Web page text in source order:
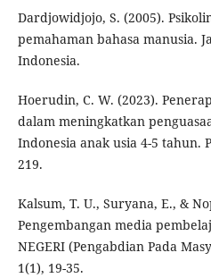
Dardjowidjojo, S. (2005).
pemahaman bahasa manusia.
Indonesia.
Hoerudin, C. W. (2023).
dalam meningkatkan
Indonesia anak usia 4-5 tahun.
219.
Kalsum, T. U., Suryana, E., &
Pengembangan media
NEGERI (Pengabdian Pada
1(1), 19-35.